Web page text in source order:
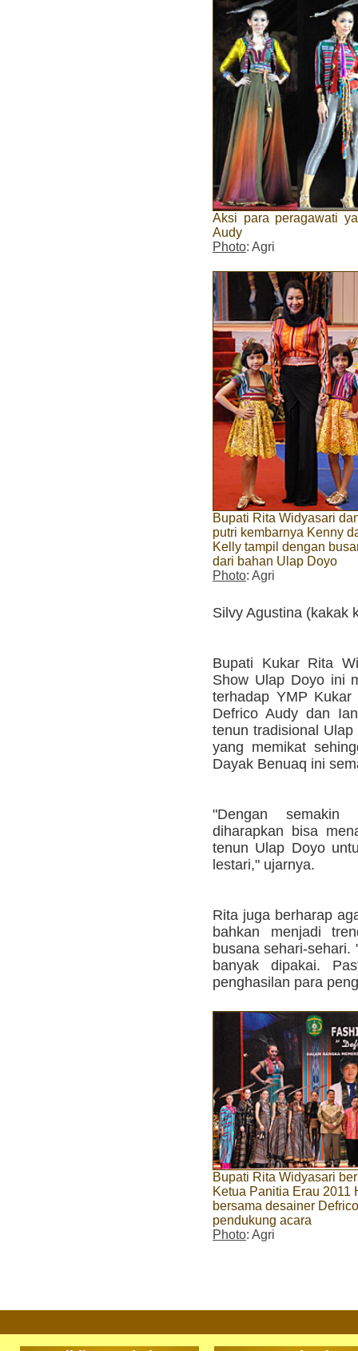
Aksi para peragawati
Audy
Photo: Agri
Bupati Rita Widyasari
putri kembarnya Kenny
Kelly tampil dengan
dari bahan Ulap Doyo
Photo: Agri
Silvy Agustina (kakak
Bupati Kukar Rita
Show Ulap Doyo ini
terhadap YMP
Defrico Audy dan
tenun tradisional
yang memikat
Dayak Benuaq ini
"Dengan
diharapkan bisa
tenun Ulap Doyo
lestari," ujarnya.
Rita juga berharap
bahkan menjadi
busana sehari-sehari.
banyak dipakai.
penghasilan para
Bupati Rita Widyasari
Ketua Panitia Erau 2011
bersama desainer
pendukung acara
Photo: Agri